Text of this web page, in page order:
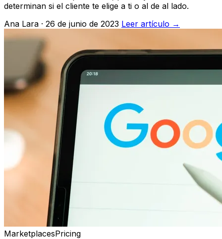
determinan si el cliente te elige a ti o al de al lado.
Ana Lara · 26 de junio de 2023 Leer artículo →
MarketplacesPricing